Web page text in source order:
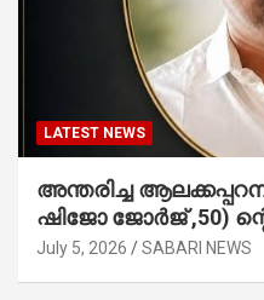
LATEST NEWS
അന്തരിച്ച
ഷിജോ ജോർജ് ,50)
July 5, 2026 SABARI NEWS